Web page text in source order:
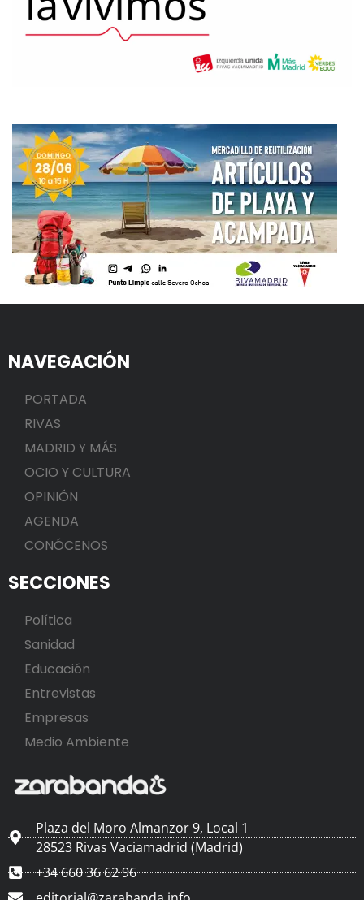
NAVEGACIÓN
PORTADA
RIVAS
MADRID Y MÁS
OCIO Y CULTURA
OPINIÓN
AGENDA
CONÓCENOS
SECCIONES
Política
Sanidad
Educación
Entrevistas
Empresas
Medio Ambiente
Plaza del Moro Almanzor 9, Local 1
28523 Rivas Vaciamadrid (Madrid)
+34 660 36 62 96